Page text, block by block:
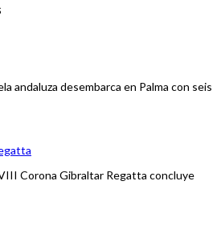
andaluza desembarca en Palma con seis
Corona Gibraltar Regatta concluye